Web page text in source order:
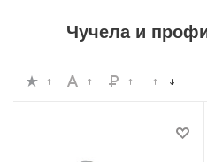
Чучела и